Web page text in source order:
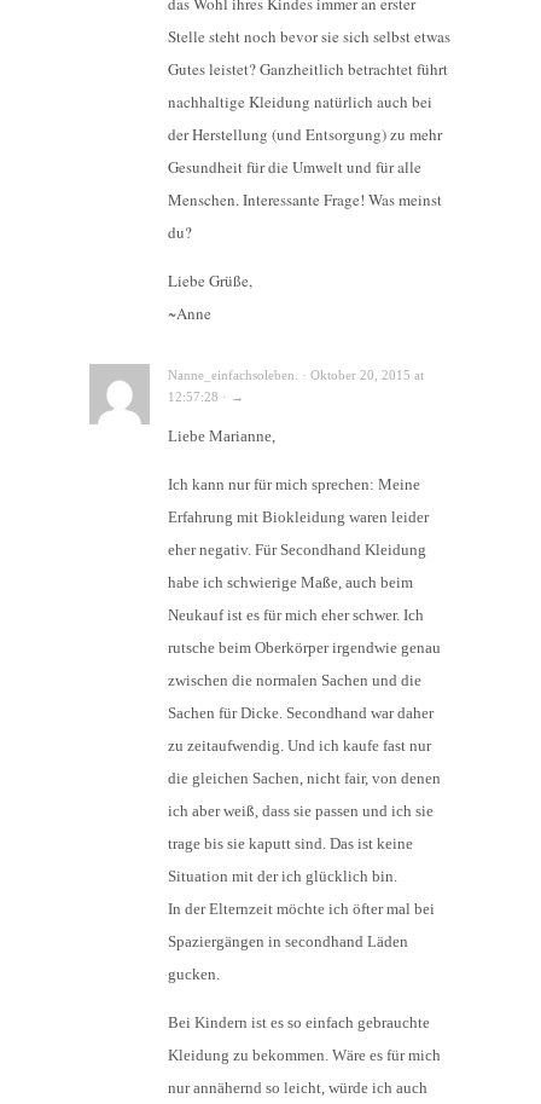
Stelle steht noch bevor sie sich selbst etwas
Gutes leistet? Ganzheitlich betrachtet führt
nachhaltige Kleidung natürlich auch bei
der Herstellung (und Entsorgung) zu mehr
Gesundheit für die Umwelt und für alle
Menschen. Interessante Frage! Was meinst
du?
Liebe Grüße,
~Anne
Nanne_einfachsoleben. · Oktober 20, 2015 at
12:57:28 · →
Liebe Marianne,
Ich kann nur für mich sprechen: Meine
Erfahrung mit Biokleidung waren leider
eher negativ. Für Secondhand Kleidung
habe ich schwierige Maße, auch beim
Neukauf ist es für mich eher schwer. Ich
rutsche beim Oberkörper irgendwie genau
zwischen die normalen Sachen und die
Sachen für Dicke. Secondhand war daher
zu zeitaufwendig. Und ich kaufe fast nur
die gleichen Sachen, nicht fair, von denen
ich aber weiß, dass sie passen und ich sie
trage bis sie kaputt sind. Das ist keine
Situation mit der ich glücklich bin.
In der Elternzeit möchte ich öfter mal bei
Spaziergängen in secondhand Läden
gucken.
Bei Kindern ist es so einfach gebrauchte
Kleidung zu bekommen. Wäre es für mich
nur annähernd so leicht, würde ich auch